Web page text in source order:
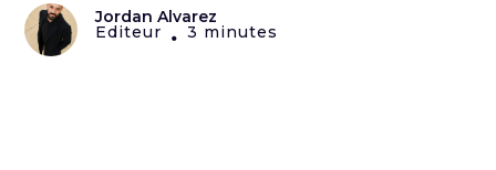
Jordan Alvarez
Editeur • 3 minutes